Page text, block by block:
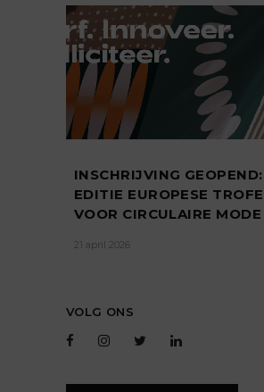
INSCHRIJVING
EDITIE EUROPESE
VOOR CIRCULAIRE MODE
21 april 2026
VOLG ONS